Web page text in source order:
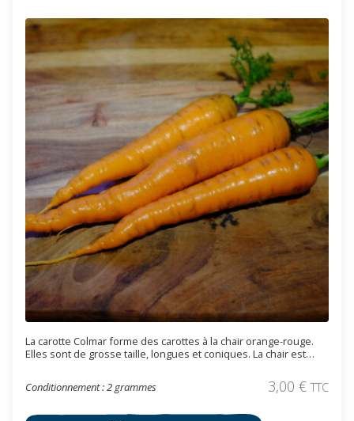
La carotte Colmar forme des carottes à la chair orange-rouge.
Elles sont de grosse taille, longues et coniques. La chair est
Conditionnement : 2 grammes
3,00 € TTC